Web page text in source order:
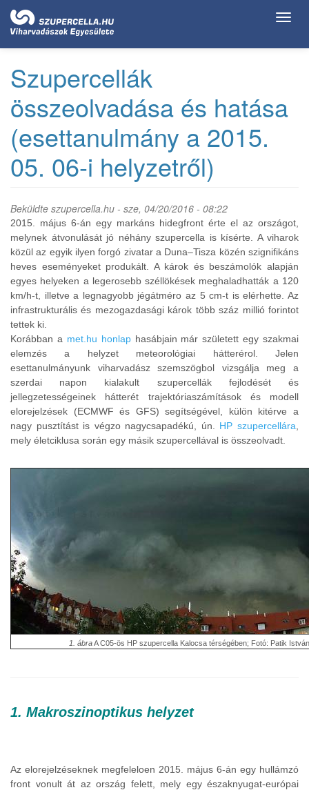
Ugrás
tartalomra
Szupercellák
összeolvadása és hatása
(esettanulmány a 2015.
05. 06-i helyzetről)
Beküldte szupercella.hu - sze, 04/20/2016 - 08:22
2015. május 6-án egy markáns hidegfront érte el az országot,
melynek átvonulását jó néhány szupercella is kísérte. A viharok
közül az egyik ilyen forgó zivatar a Duna–Tisza közén szignifikáns
heves eseményeket produkált. A károk és beszámolók alapján
egyes helyeken a legerosebb széllökések meghaladhatták a 120
km/h-t, illetve a legnagyobb jégátméro az 5 cm-t is elérhette. Az
infrastrukturális és mezogazdasági károk több száz millió forintot
tettek ki.
Korábban a met.hu honlaphasábjain már született egy szakmai
elemzés a helyzet meteorológiai hátterérol. Jelen
esettanulmányunk viharvadász szemszögbol vizsgálja meg a
szerdai napon kialakult szupercellák fejlodését és
jellegzetességeinek hátterét trajektóriaszámítások és modell
elorejelzések (ECMWF és GFS) segítségével, külön kitérve a
nagy pusztítást is végzo nagycsapadékú, ún. HP szupercellára
mely életciklusa során egy másik szupercellával is összeolvadt.
1. ábraA C05-ös HP szupercella Kalocsa térségében; Fotó: Patik
1. Makroszinoptikus helyzet
Az elorejelzéseknek megfeleloen 2015. május 6-án egy hullámzó
front vonult át az ország felett, mely egy északnyugat-európai